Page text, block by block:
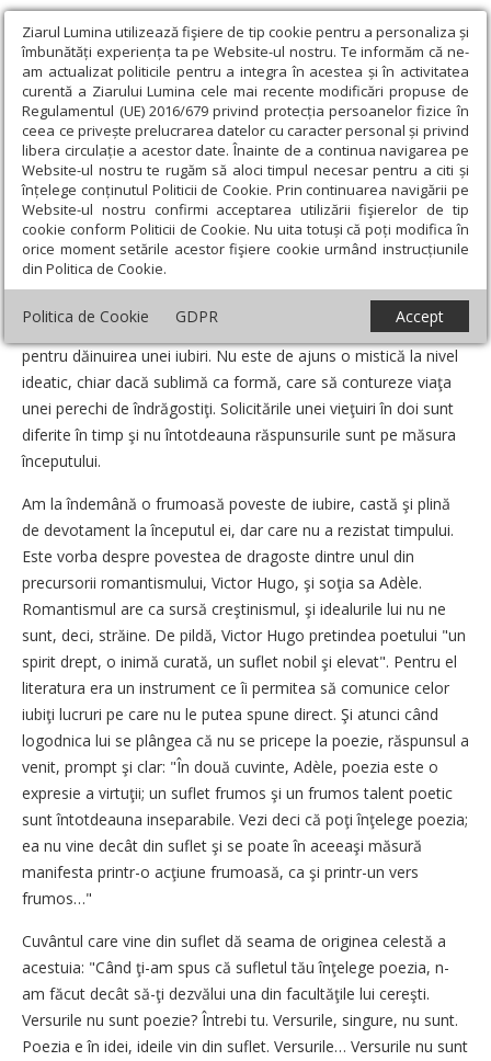
Ziarul Lumina utilizează fişiere de tip cookie pentru a personaliza și
îmbunătăți experiența ta pe Website-ul nostru. Te informăm că ne-
am actualizat politicile pentru a integra în acestea și în activitatea
curentă a Ziarului Lumina cele mai recente modificări propuse de
Regulamentul (UE) 2016/679 privind protecția persoanelor fizice în
ceea ce privește prelucrarea datelor cu caracter personal și privind
libera circulație a acestor date. Înainte de a continua navigarea pe
Website-ul nostru te rugăm să aloci timpul necesar pentru a citi și
înțelege conținutul Politicii de Cookie. Prin continuarea navigării pe
Website-ul nostru confirmi acceptarea utilizării fişierelor de tip
cookie conform Politicii de Cookie. Nu uita totuși că poți modifica în
orice moment setările acestor fişiere cookie urmând instrucțiunile
din Politica de Cookie.
Politica de Cookie GDPR Accept
Ziarul Lumina › Opinii › Repere și idei › O iubire castă
O iubire castă
Un articol de:Monica Patriche
Castitatea poate fi o condiţie necesară, dar nu suficientă,
pentru dăinuirea unei iubiri. Nu este de ajuns o mistică la nivel
ideatic, chiar dacă sublimă ca formă, care să contureze viaţa
unei perechi de îndrăgostiţi. Solicitările unei vieţuiri în doi sunt
diferite în timp şi nu întotdeauna răspunsurile sunt pe măsura
începutului.
Am la îndemână o frumoasă poveste de iubire, castă şi plină
de devotament la începutul ei, dar care nu a rezistat timpului.
Este vorba despre povestea de dragoste dintre unul din
precursorii romantismului, Victor Hugo, şi soţia sa Adèle.
Romantismul are ca sursă creştinismul, şi idealurile lui nu ne
sunt, deci, străine. De pildă, Victor Hugo pretindea poetului "un
spirit drept, o inimă curată, un suflet nobil şi elevat". Pentru el
literatura era un instrument ce îi permitea să comunice celor
iubiţi lucruri pe care nu le putea spune direct. Şi atunci când
logodnica lui se plângea că nu se pricepe la poezie, răspunsul a
venit, prompt şi clar: "În două cuvinte, Adèle, poezia este o
expresie a virtuţii; un suflet frumos şi un frumos talent poetic
sunt întotdeauna inseparabile. Vezi deci că poţi înţelege poezia;
ea nu vine decât din suflet şi se poate în aceeaşi măsură
manifesta printr-o acţiune frumoasă, ca şi printr-un vers
frumos…"
Cuvântul care vine din suflet dă seama de originea celestă a
acestuia: "Când ţi-am spus că sufletul tău înţelege poezia, n-
am făcut decât să-ţi dezvălui una din facultăţile lui cereşti.
Versurile nu sunt poezie? Întrebi tu. Versurile, singure, nu sunt.
Poezia e în idei, ideile vin din suflet. Versurile… Versurile nu sunt